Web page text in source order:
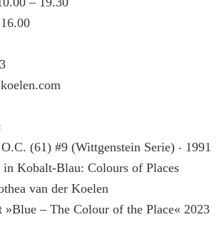
(61) #9 (Wittgenstein Serie) ‧ 1991
in Kobalt-Blau: Colours of Places
van der Koelen
»Blue – The Colour of the Place« 2023